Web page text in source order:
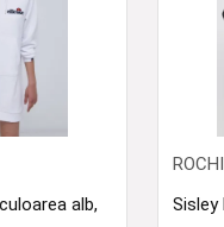
alb,
Sisley